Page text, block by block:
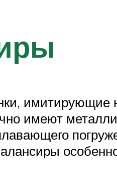
имитирующие
имеют